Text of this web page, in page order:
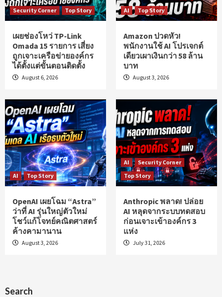
Security Corner Top Story
เผยช่องโหว่ TP-Link
Omada 15 รายการ เสี่ยง
ถูกเจาะเครือข่ายองค์กร
ได้ตั้งแต่ขั้นตอนติดตั้ง
August 6, 2026
AI Top Story
Amazon ปวดหัว!
พนักงานใช้ AI โปรเจกต์
เดียวเผาเงินกว่า 58 ล้าน
บาท
August 3, 2026
AI Top Story
OpenAI เผยโฉม “Astra”
ว่าที่ AI รุ่นใหญ่ตัวใหม่
โชว์แก้โจทย์คณิตศาสตร์
ค้างคามานาน
August 3, 2026
AI
Security Corner
Top Story
Anthropic พลาด! ปล่อย
AI หลุดจากระบบทดสอบ
ก่อนเจาะเข้าองค์กร 3
แห่ง
July 31, 2026
Search